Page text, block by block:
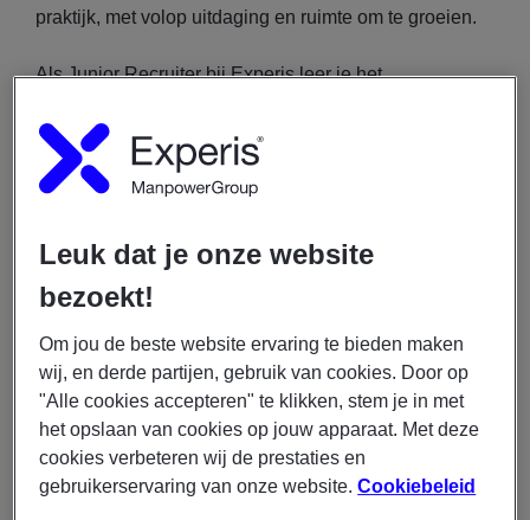
praktijk, met volop uitdaging en ruimte om te groeien.
Als Junior Recruiter bij Experis leer je het
overtuigende matchmaker voor IT-professionals. Jij
zorgt ervoor dat talent op de juiste plek terechtkomt en
bouwt actief aan je eigen netwerk. Concreet ga je aan
Het schrijven van aantrekkelijke
vacatureteksten;
Het actief searchen en benaderen van
kandidaten via diverse online platforms;
Het voeren van telefonische en persoonlijke
interviews;
Het beoordelen van kandidaten op
vaardigheden, motivatie en cultuurfit;
Het begeleiden van kandidaten tijdens het
Leuk dat je onze website
bezoekt!
Om jou de beste website ervaring te bieden maken
wij, en derde partijen, gebruik van cookies. Door op
"Alle cookies accepteren" te klikken, stem je in met
het opslaan van cookies op jouw apparaat. Met deze
cookies verbeteren wij de prestaties en
gebruikerservaring van onze website.Cookiebeleid